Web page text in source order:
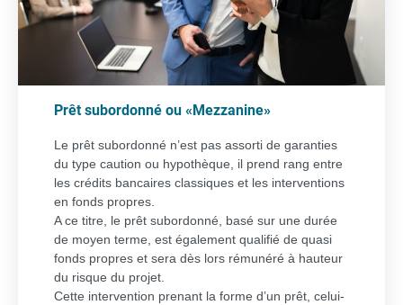
Prêt subordonné ou «Mezzanine»
Le prêt subordonné n’est pas assorti de garanties
du type caution ou hypothèque, il prend rang entre
les crédits bancaires classiques et les interventions
en fonds propres.
A ce titre, le prêt subordonné, basé sur une durée
de moyen terme, est également qualifié de quasi
fonds propres et sera dès lors rémunéré à hauteur
du risque du projet.
Cette intervention prenant la forme d’un prêt, celui-